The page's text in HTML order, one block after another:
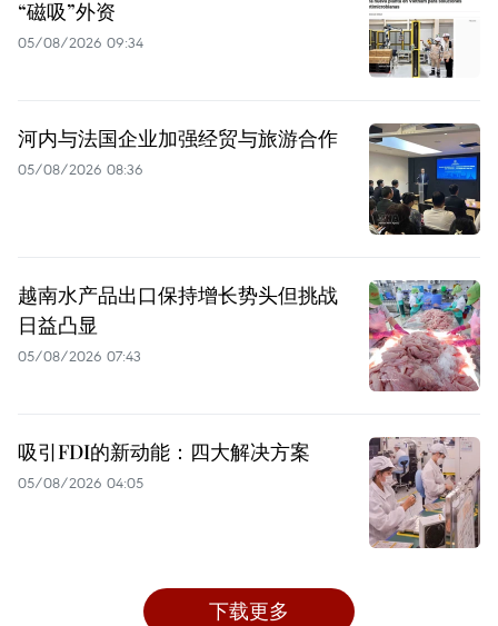
“磁吸”外资
05/08/2026 09:34
河内与法国企业加强经贸与旅游合作
05/08/2026 08:36
越南水产品出口保持增长势头但挑战
日益凸显
05/08/2026 07:43
吸引FDI的新动能：四大解决方案
05/08/2026 04:05
下载更多